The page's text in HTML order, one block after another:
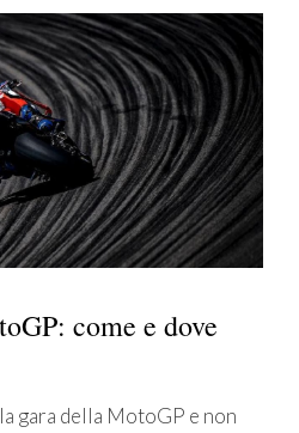
come e dove
gara della MotoGP e non